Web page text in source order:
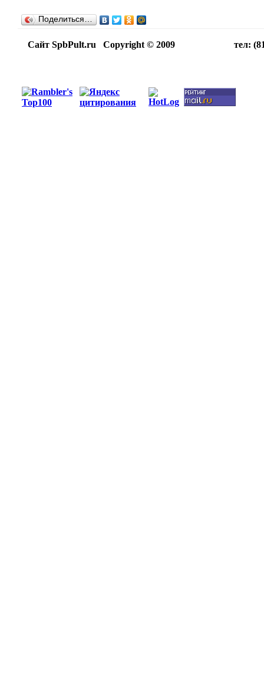
Поделиться…
Сайт SpbPult.ru Copyright © 2009 тел: